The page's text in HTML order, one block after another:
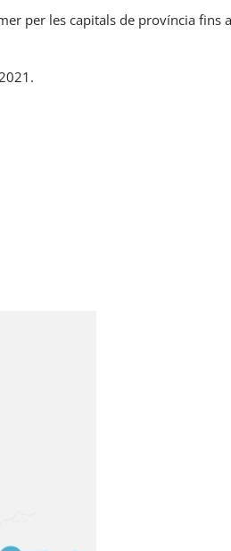
per les capitals de província fins